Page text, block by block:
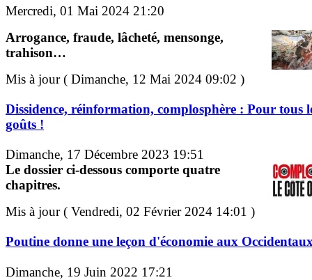
Mercredi, 01 Mai 2024 21:20
Arrogance, fraude, lâcheté, mensonge,
trahison…
Mis à jour ( Dimanche, 12 Mai 2024 09:02 )
Dissidence, réinformation, complosphère : Pour tous
goûts !
Dimanche, 17 Décembre 2023 19:51
Le dossier ci-dessous comporte quatre
chapitres.
Mis à jour ( Vendredi, 02 Février 2024 14:01 )
Poutine donne une leçon d'économie aux
Dimanche, 19 Juin 2022 17:21